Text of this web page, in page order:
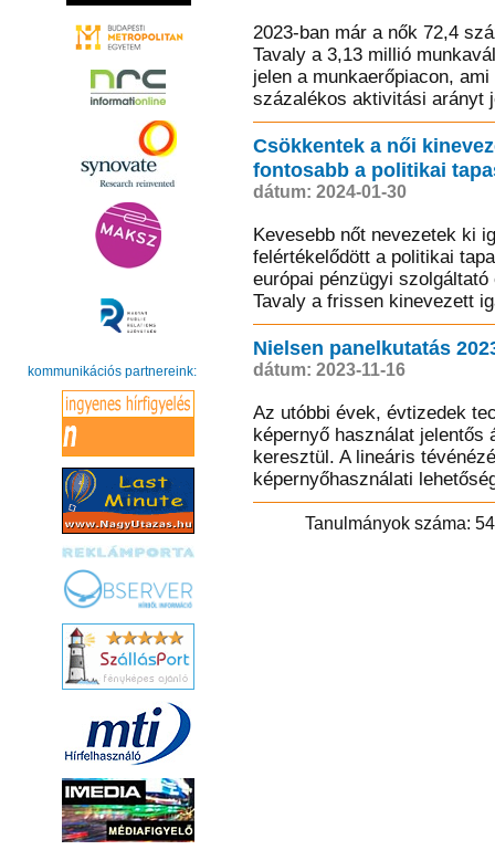
kommunikációs partnereink:
2023-ban már a nők 72,4
Tavaly a 3,13 millió
jelen a munkaerőpiacon,
százalékos aktivitási arányt
Csökkentek a női
fontosabb a politikai
dátum: 2024-01-30
Kevesebb nőt nevezetek ki
felértékelődött a politikai
európai pénzügyi
Tavaly a frissen kinevezett
Nielsen panelkutatás
dátum: 2023-11-16
Az utóbbi évek, évtizedek
képernyő használat jelentős
keresztül. A lineáris
képernyőhasználati
Tanulmányok